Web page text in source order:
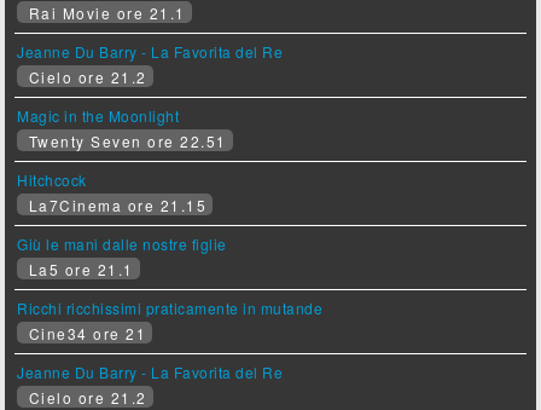
Rai Movie ore 21.1
Jeanne Du Barry - La Favorita del Re
Cielo ore 21.2
Magic in the Moonlight
Twenty Seven ore 22.51
Hitchcock
La7Cinema ore 21.15
Giù le mani dalle nostre figlie
La5 ore 21.1
Ricchi ricchissimi praticamente in mutande
Cine34 ore 21
Jeanne Du Barry - La Favorita del Re
Cielo ore 21.2